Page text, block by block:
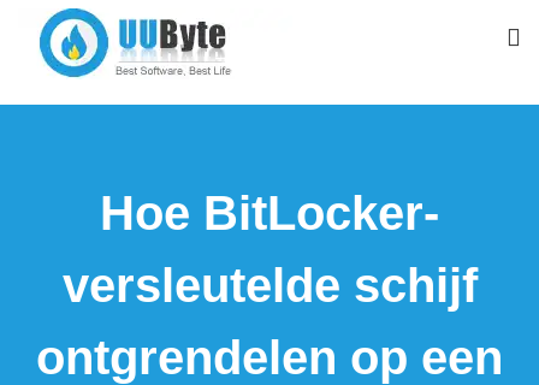
Hoe BitLocker-
versleutelde schijf
ontgrendelen op een